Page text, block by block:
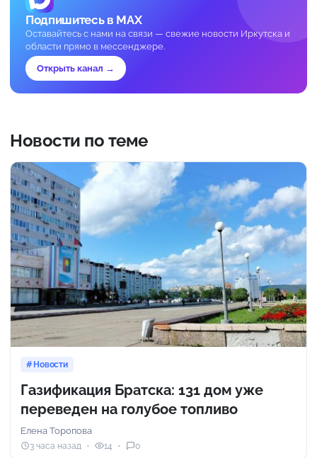
Подпишитесь в MAX
Оставайтесь с нами на связи — свежие новости Иркутска и
области прямо в мессенджере.
Открыть канал →
Новости по теме
Новости
Газификация Братска: 131 дом уже
переведен на голубое топливо
Елена Торопова
3 часа назад 14 0